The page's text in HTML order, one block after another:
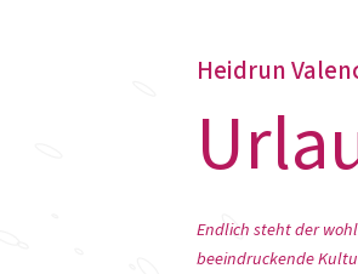
Heidrun
Endlich steht der
beeindruckende